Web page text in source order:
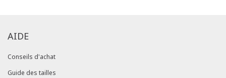
AIDE
Conseils d'achat
Guide des tailles